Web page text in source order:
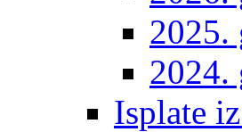
2025.
2024.
Isplate